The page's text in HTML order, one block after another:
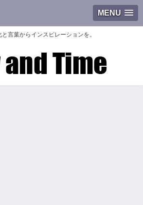
MENU
言葉からインスピレーションを。